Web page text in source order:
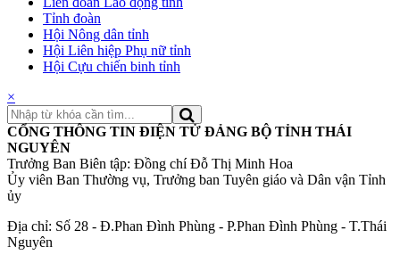
Tỉnh đoàn
Hội Nông dân tỉnh
Hội Liên hiệp Phụ nữ tỉnh
Hội Cựu chiến binh tỉnh
×
CỔNG THÔNG TIN ĐIỆN TỬ ĐẢNG BỘ TỈNH THÁI
NGUYÊN
Trưởng Ban Biên tập: Đồng chí Đỗ Thị Minh Hoa
Ủy viên Ban Thường vụ, Trưởng ban Tuyên giáo và Dân vận Tỉnh
ủy
Địa chỉ: Số 28 - Đ.Phan Đình Phùng - P.Phan Đình Phùng - T.Thái
Nguyên